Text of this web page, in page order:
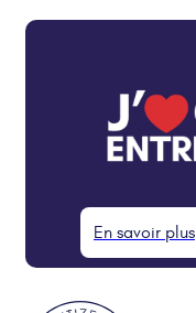
En savoir plus